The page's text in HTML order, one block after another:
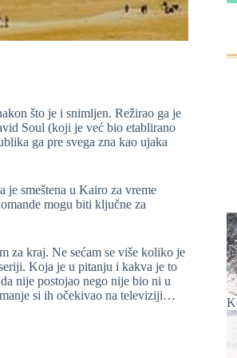
što je i snimljen. Režirao ga je
Soul (koji je već bio etablirano
ga pre svega zna kao ujaka
je smeštena u Kairo za vreme
mogu biti ključne za
za kraj. Ne sećam se više koliko je
Koja je u pitanju i kakva je to
nije postojao nego nije bio ni u
si ih očekivao na televiziji…